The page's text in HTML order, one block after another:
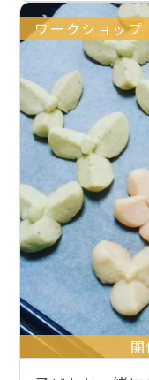
ワークショップ